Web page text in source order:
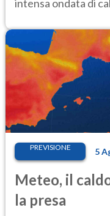
intensa ondata di
PREVISIONE 5
Meteo, il
la presa